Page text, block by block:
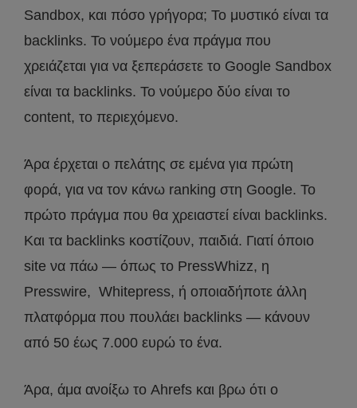
Sandbox, και πόσο γρήγορα; Το μυστικό είναι τα
backlinks. Το νούμερο ένα πράγμα που
χρειάζεται για να ξεπεράσετε το Google Sandbox
είναι τα backlinks. Το νούμερο δύο είναι το
content, το περιεχόμενο.
Άρα έρχεται ο πελάτης σε εμένα για πρώτη
φορά, για να τον κάνω ranking στη Google. Το
πρώτο πράγμα που θα χρειαστεί είναι backlinks.
Και τα backlinks κοστίζουν, παιδιά. Γιατί όποιο
site να πάω — όπως το PressWhizz, η
Presswire, Whitepress, ή οποιαδήποτε άλλη
πλατφόρμα που πουλάει backlinks — κάνουν
από 50 έως 7.000 ευρώ το ένα.
Άρα, άμα ανοίξω το Ahrefs και βρω ότι ο